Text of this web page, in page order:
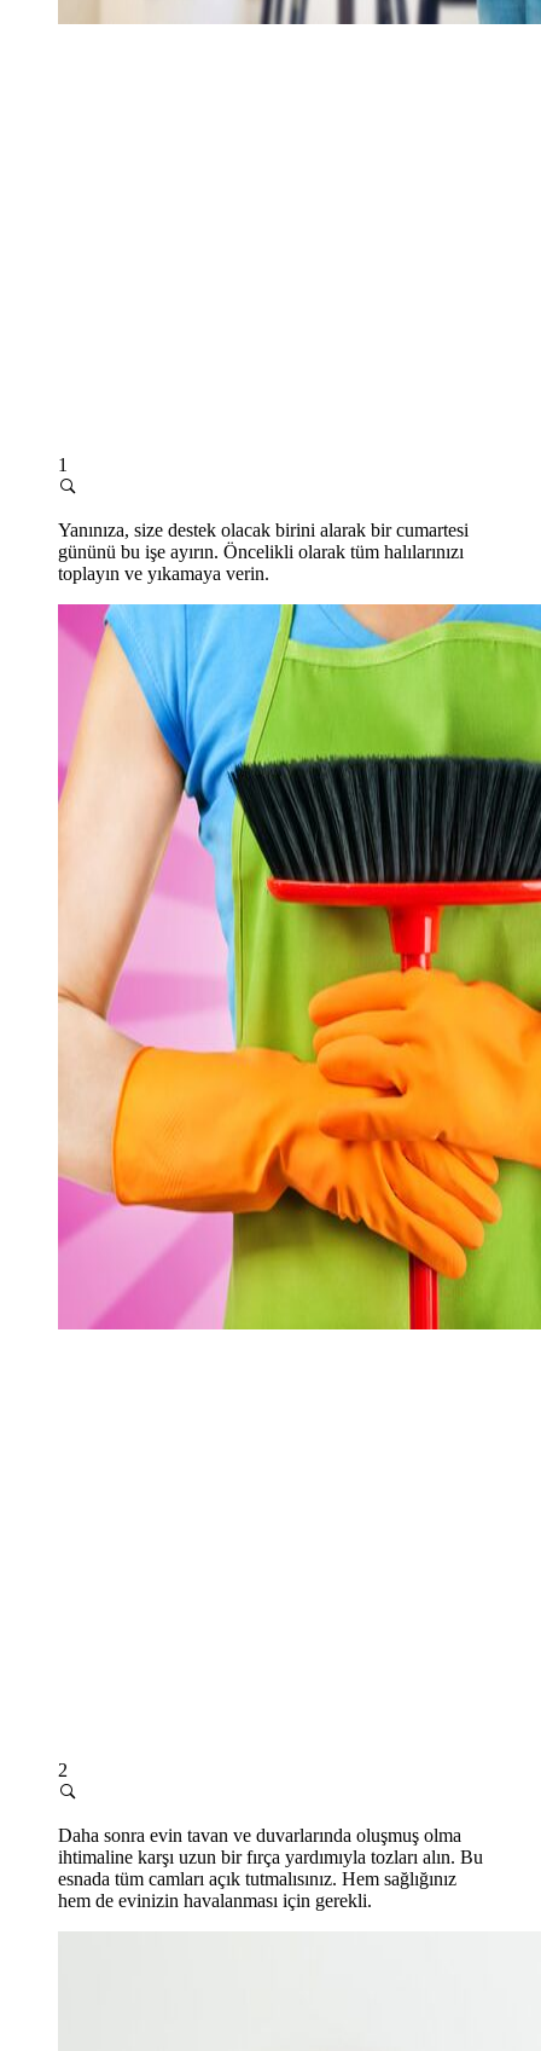
1
Yanınıza, size destek olacak birini alarak bir cumartesi
gününü bu işe ayırın. Öncelikli olarak tüm halılarınızı
toplayın ve yıkamaya verin.
2
Daha sonra evin tavan ve duvarlarında oluşmuş olma
ihtimaline karşı uzun bir fırça yardımıyla tozları alın. Bu
esnada tüm camları açık tutmalısınız. Hem sağlığınız
hem de evinizin havalanması için gerekli.